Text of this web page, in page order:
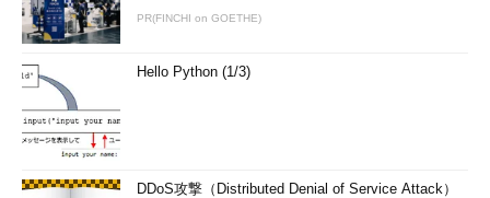
ない。
配布メディアとする場合は、CD-Rの標準的な書き込み形式で
ある「CD/DVDプレイヤーで使用する」を選ぶこと。なおデフォ
ルトでは、「CD/DVDプレイヤーで使用する」が選択されてい
る。「USBフラッシュ ドライブと同じように使用する」と
「CD/DVDプレイヤーで使用する」の違いなどの詳細について
PR(FINCHI on GOETHE)
Hello Python (1/3)
DDoS攻撃（Distributed Denial of Service Attack）